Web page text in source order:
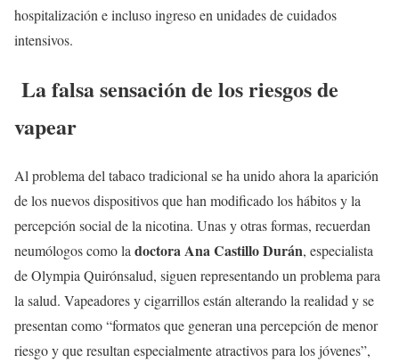
hospitalización e incluso ingreso en unidades de cuidados
intensivos.
La falsa sensación de los riesgos de
vapear
Al problema del tabaco tradicional se ha unido ahora la aparición
de los nuevos dispositivos que han modificado los hábitos y la
percepción social de la nicotina. Unas y otras formas, recuerdan
neumólogos como la doctora Ana Castillo Durán, especialista
de Olympia Quirónsalud, siguen representando un problema para
la salud. Vapeadores y cigarrillos están alterando la realidad y se
presentan como “formatos que generan una percepción de menor
riesgo y que resultan especialmente atractivos para los jóvenes”,